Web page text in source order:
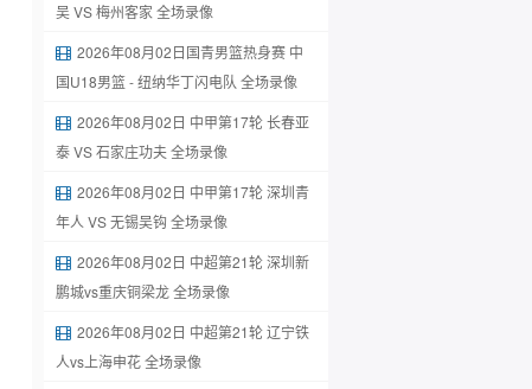
吴 VS 梅州客家 全场录像
2026年08月02日国青男篮热身赛 中
国U18男篮 - 纽纳华丁闪电队 全场录像
2026年08月02日 中甲第17轮 长春亚
泰 VS 石家庄功夫 全场录像
2026年08月02日 中甲第17轮 深圳青
年人 VS 无锡吴钩 全场录像
2026年08月02日 中超第21轮 深圳新
鹏城vs重庆铜梁龙 全场录像
2026年08月02日 中超第21轮 辽宁铁
人vs上海申花 全场录像